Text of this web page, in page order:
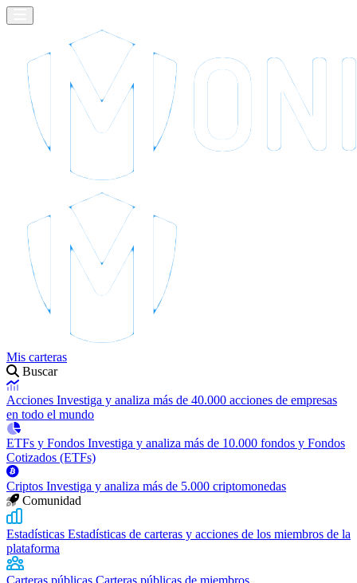
Mis carteras
Buscar
Acciones Investiga y analiza más de 40.000 acciones de empresas
en todo el mundo
ETFs y Fondos Investiga y analiza más de 10.000 fondos y Fondos
Cotizados (ETFs)
Criptos Investiga y analiza más de 5.000 criptomonedas
Comunidad
Estadísticas Estadísticas de carteras y acciones de los miembros de la
plataforma
Carteras públicas Carteras públicas de miembros